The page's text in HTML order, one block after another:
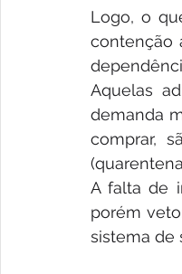
Logo, o
contenção
Aquelas
demanda
comprar,
A falta de
porém
sistema de